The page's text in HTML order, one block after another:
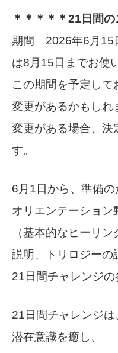
＊＊＊＊＊21日間
期間 2026年6月15
は8月15日までお使
この期間を予定し
変更があるかもしれ
変更がある場合、決
す。
6月1日から、準備
オリエンテーション
（基本的なヒーリ
説明、トリロジーの
21日間チャレンジの
21日間チャレンジは
潜在意識を癒し、